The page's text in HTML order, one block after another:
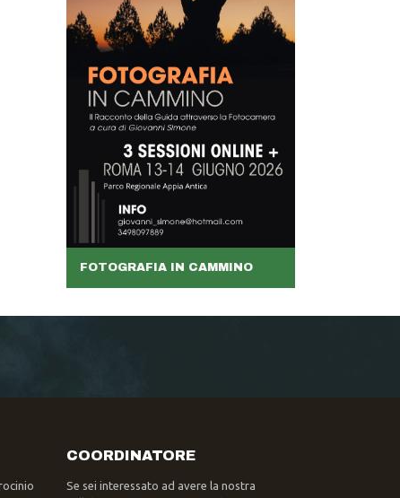
FOTOGRAFIA IN CAMMINO
COORDINATORE
Se sei interessato ad avere la nostra